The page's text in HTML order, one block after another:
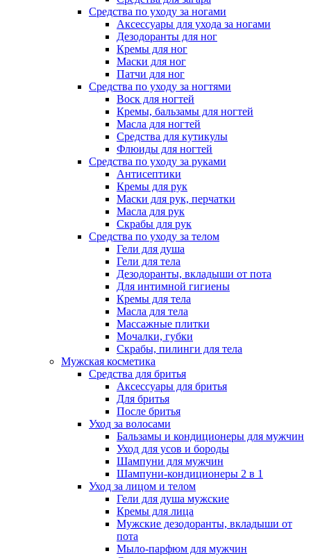
Средства по уходу за ногами
Аксессуары для ухода за ногами
Дезодоранты для ног
Кремы для ног
Маски для ног
Патчи для ног
Средства по уходу за ногтями
Воск для ногтей
Кремы, бальзамы для ногтей
Масла для ногтей
Средства для кутикулы
Флюиды для ногтей
Средства по уходу за руками
Антисептики
Кремы для рук
Маски для рук, перчатки
Масла для рук
Скрабы для рук
Средства по уходу за телом
Гели для душа
Гели для тела
Дезодоранты, вкладыши от пота
Для интимной гигиены
Кремы для тела
Масла для тела
Массажные плитки
Мочалки, губки
Скрабы, пилинги для тела
Мужская косметика
Средства для бритья
Аксессуары для бритья
Для бритья
После бритья
Уход за волосами
Бальзамы и кондиционеры для мужчин
Уход для усов и бороды
Шампуни для мужчин
Шампуни-кондиционеры 2 в 1
Уход за лицом и телом
Гели для душа мужские
Кремы для лица
Мужские дезодоранты, вкладыши от
пота
Мыло-парфюм для мужчин